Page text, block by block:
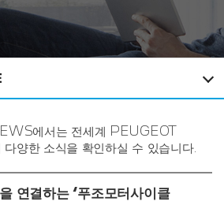
에서는 전세계 PEUGEOT
양한 소식을 확인하실 수 있습니다.
연결하는 ‘푸조모터사이클